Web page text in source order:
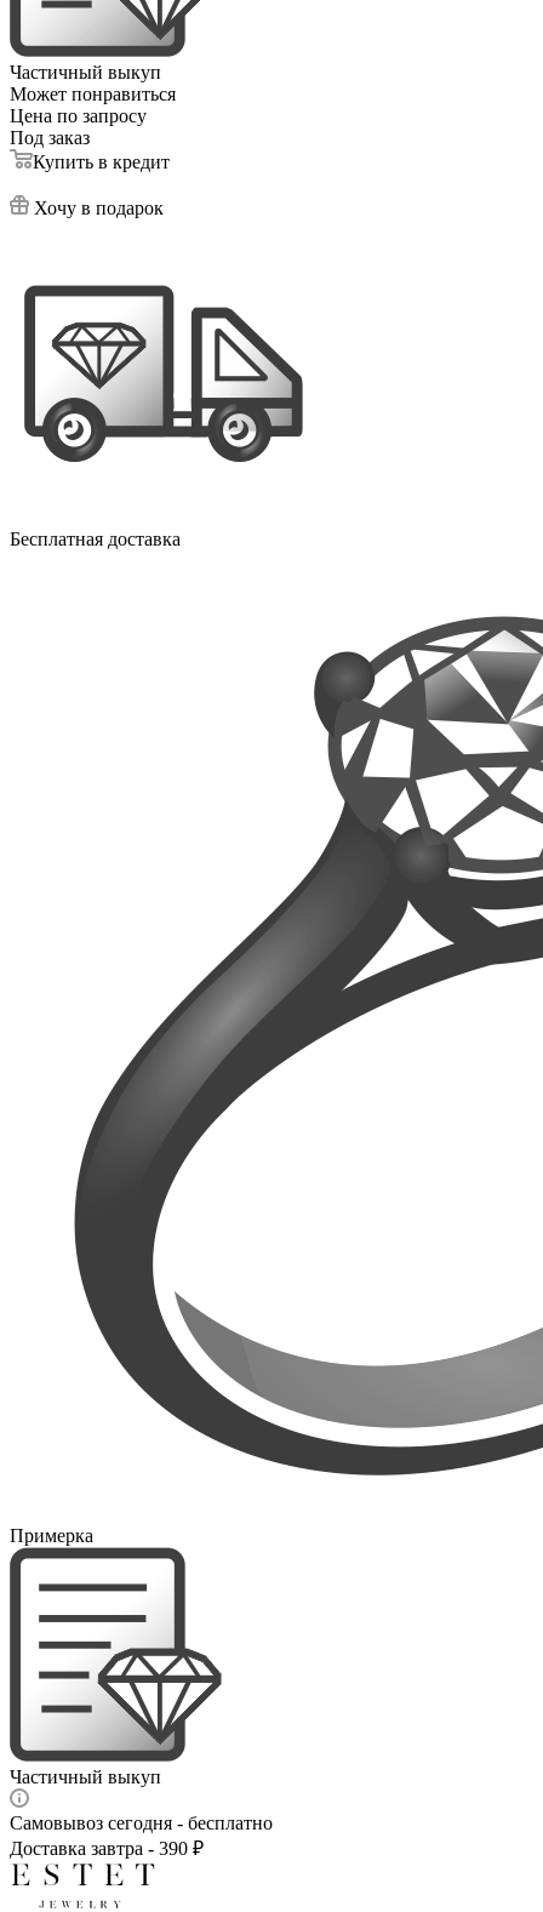
Частичный выкуп
Может понравиться
Цена по запросу
Под заказ
Купить в кредит
Хочу в подарок
Бесплатная доставка
Примерка
Частичный выкуп
Самовывоз сегодня - бесплатно
Доставка завтра - 390 ₽